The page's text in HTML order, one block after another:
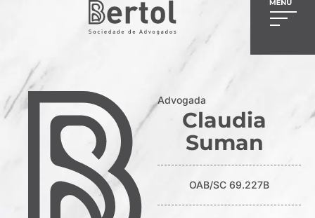
Advogada
Claudia
Suman
OAB/SC 69.227B